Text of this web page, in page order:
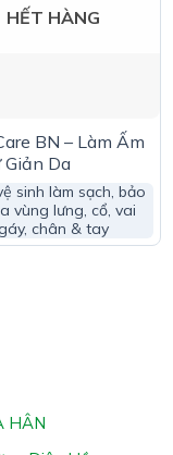
HẾT HÀNG
BN – Làm Ấm
Giản Da
sinh làm sạch, bảo
vùng lưng, cổ, vai
chân & tay
HÂN